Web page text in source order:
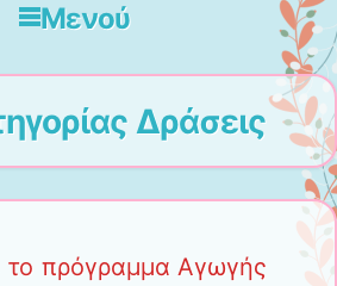
Μενού
Δράσεις
πρόγραμμα Αγωγής